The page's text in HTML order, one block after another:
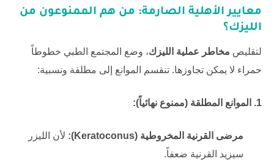
معايير الأهلية الصارمة: من هم الممنوعون من
الليزك؟
لتقليص مخاطر عملية الليزك، وضع المجتمع الطبي خطوطاً
حمراء لا يمكن تجاوزها. تنقسم الموانع إلى مطلقة ونسبية:
1. الموانع المطلقة (ممنوع نهائياً):
مرضى القرنية المخروطية (Keratoconus):
لأن الليزر
سيزيد القرنية ضعفاً.